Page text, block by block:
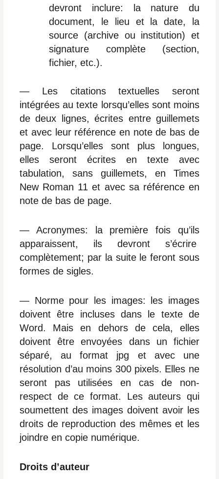
devront inclure: la nature du
document, le lieu et la date, la
source (archive ou institution) et
signature complète (section,
fichier, etc.).
― Les citations textuelles seront
intégrées au texte lorsqu’elles sont moins
de deux lignes, écrites entre guillemets
et avec leur référence en note de bas de
page. Lorsqu’elles sont plus longues,
elles seront écrites en texte avec
tabulation, sans guillemets, en Times
New Roman 11 et avec sa référence en
note de bas de page.
― Acronymes: la première fois qu’ils
apparaissent, ils devront s’écrire
complètement; par la suite le feront sous
formes de sigles.
― Norme pour les images: les images
doivent être incluses dans le texte de
Word. Mais en dehors de cela, elles
doivent être envoyées dans un fichier
séparé, au format jpg et avec une
résolution d’au moins 300 pixels. Elles ne
seront pas utilisées en cas de non-
respect de ce format. Les auteurs qui
soumettent des images doivent avoir les
droits de reproduction des mêmes et les
joindre en copie numérique.
Droits d’auteur